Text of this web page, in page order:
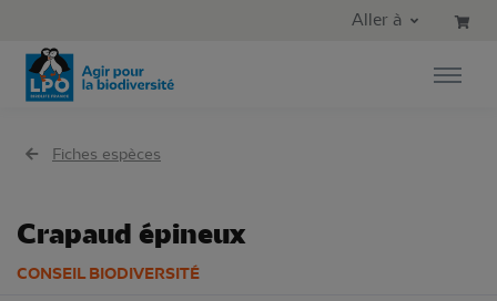
Aller au menu principal
Aller à
Fiches espèces
Crapaud épineux
CONSEIL BIODIVERSITÉ